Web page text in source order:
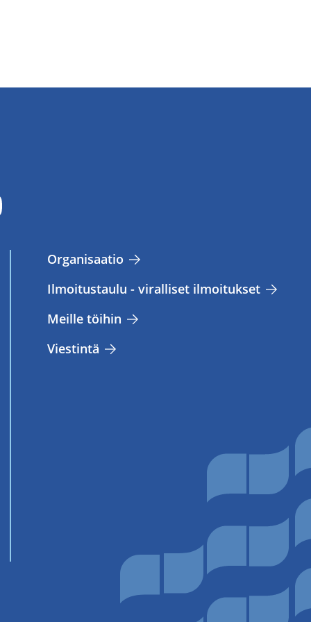
Or­ga­ni­saa­tio
Il­moi­tus­tau­lu - vi­ral­li­set il­moi­tuk­set
Meil­le töi­hin
Vies­tin­tä